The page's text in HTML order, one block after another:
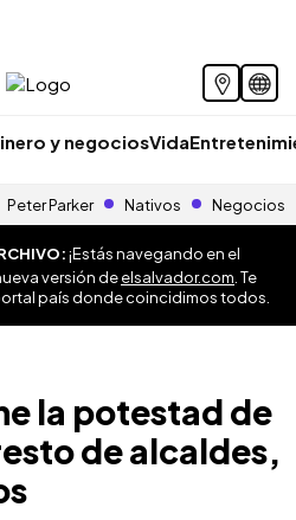
y negociosVida
Peter Parker Nativos Negocios
¡Estás navegando en el
versión deelsalvador.com . Te
país donde coincidimos todos.
la potestad de
de alcaldes,